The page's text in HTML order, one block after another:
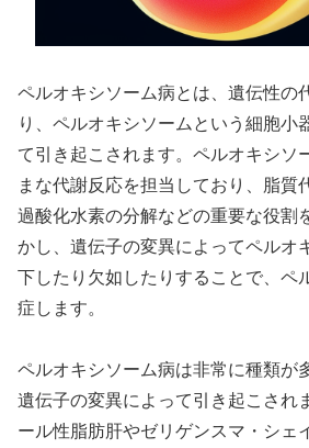
ペルオキシソーム病とは、遺伝性の
り、ペルオキシソームという細胞小
て引き起こされます。ペルオキシソ
まな代謝反応を担当しており、脂質
過酸化水素の分解などの重要な役割
かし、遺伝子の変異によってペルオ
下したり欠如したりすることで、ペ
症します。
ペルオキシソーム病は非常に種類が
遺伝子の変異によって引き起こされ
ール性脂肪肝やゼリゲンスマ・シェ